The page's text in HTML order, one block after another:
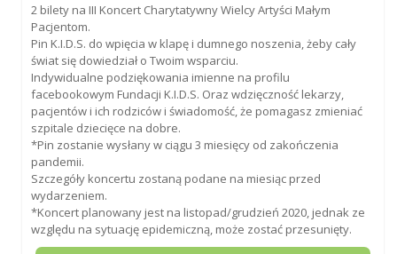
2 bilety na III Koncert Charytatywny Wielcy Artyści Małym
Pacjentom.
Pin K.I.D.S. do wpięcia w klapę i dumnego noszenia, żeby cały
świat się dowiedział o Twoim wsparciu.
Indywidualne podziękowania imienne na profilu
facebookowym Fundacji K.I.D.S. Oraz wdzięczność lekarzy,
pacjentów i ich rodziców i świadomość, że pomagasz zmieniać
szpitale dziecięce na dobre.
*Pin zostanie wysłany w ciągu 3 miesięcy od zakończenia
pandemii.
Szczegóły koncertu zostaną podane na miesiąc przed
wydarzeniem.
*Koncert planowany jest na listopad/grudzień 2020, jednak ze
względu na sytuację epidemiczną, może zostać przesunięty.